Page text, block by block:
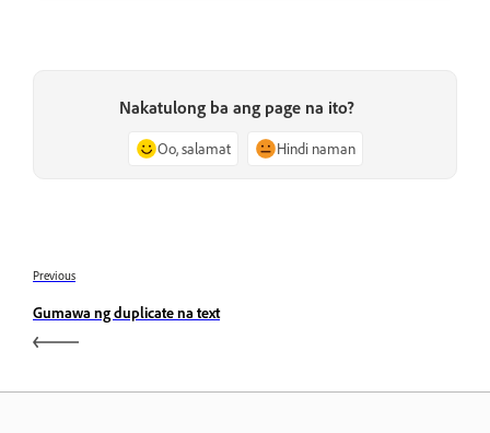
Nakatulong ba ang page na ito?
Oo, salamat Hindi naman
Previous
Gumawa ng duplicate na text